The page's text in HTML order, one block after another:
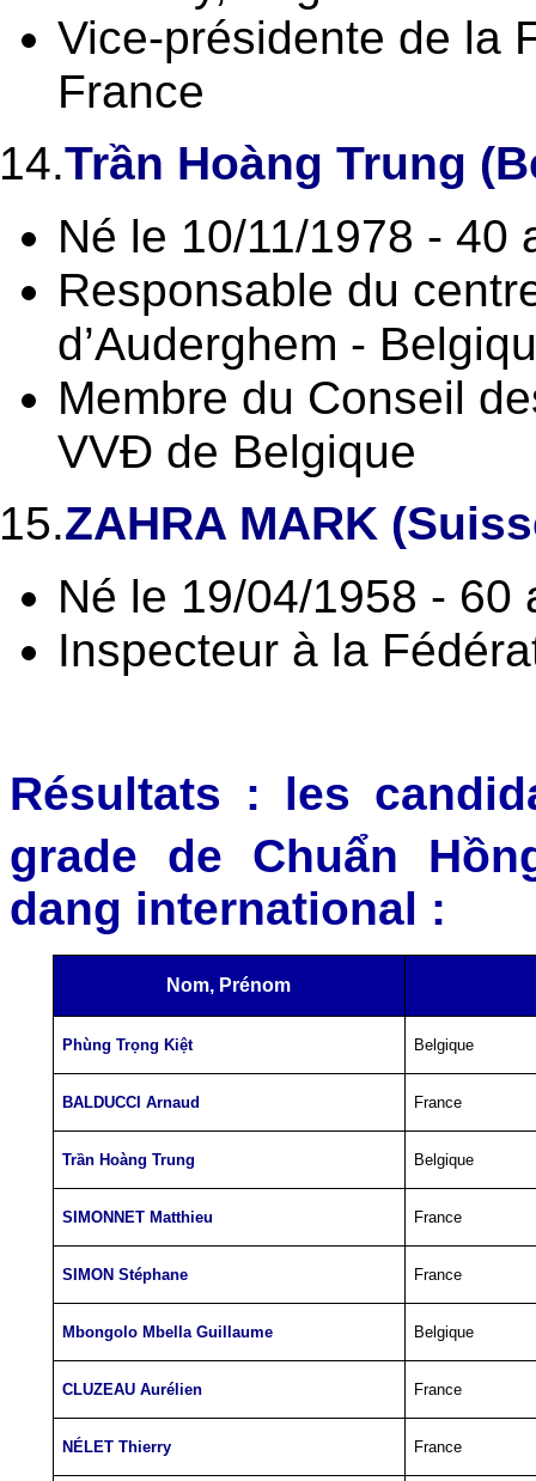
Vice-présidente de la
France
14.Trần Hoàng Trung
Né le 10/11/1978 - 40
Responsable du
d’Auderghem -
Membre du Conseil
VVĐ de Belgique
15.ZAHRA MARK
Né le 19/04/1958 - 60
Inspecteur à la
Résultats : les
grade de Chuẩn
dang international :
Nom, Prénom
Phùng Trọng Kiệt Belgique
BALDUCCI Arnaud France
Trần Hoàng Trung Belgique
SIMONNET Matthieu France
SIMON Stéphane France
Mbongolo Mbella Guillaume Belgique
CLUZEAU Aurélien France
NÉLET Thierry France